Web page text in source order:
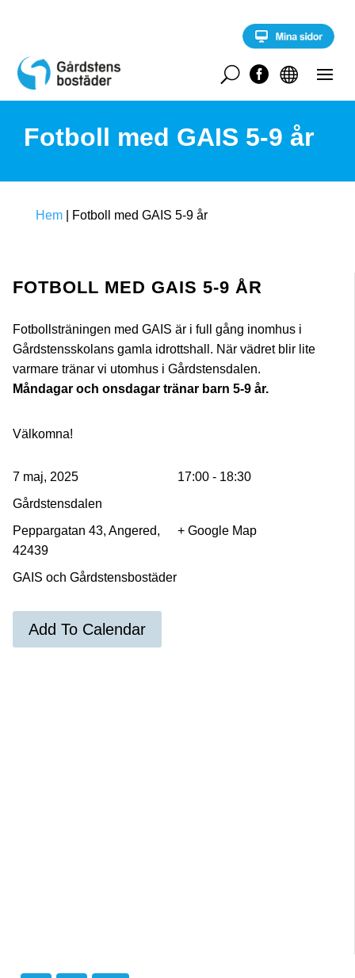
c
n


U
Fotboll med GAIS 5-9 år
Hem Fotboll med GAIS 5-9 år
FOTBOLL MED GAIS 5-9 ÅR
Fotbollsträningen med GAIS är i full gång inomhus i
Gårdstensskolans gamla idrottshall. När vädret blir lite
varmare tränar vi utomhus i Gårdstensdalen.
Måndagar och onsdagar tränar barn 5-9 år.
Välkomna!
7 maj, 2025
17:00 - 18:30
Gårdstensdalen
Peppargatan 43, Angered,
42439
+ Google Map
GAIS och Gårdstensbostäder
Add To Calendar